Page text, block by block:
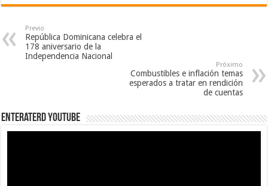
Previo
República Dominicana celebra el
178 aniversario de la
Independencia Nacional
Próximo
Combustibles e inflación temas
esperados a tratar en rendición
de cuentas
EnterateRD YOUTUBE